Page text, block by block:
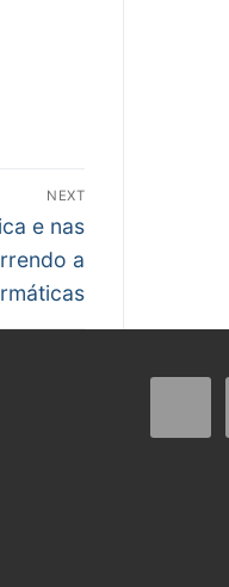
NEXT
e nas
a